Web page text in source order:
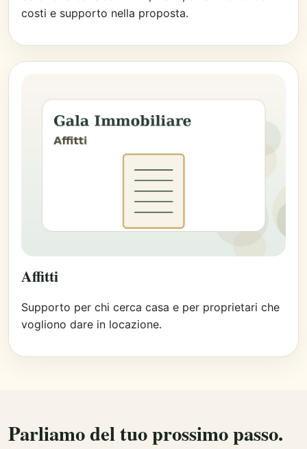
costi e supporto nella proposta.
Affitti
Supporto per chi cerca casa e per proprietari che
vogliono dare in locazione.
Parliamo del tuo prossimo passo.